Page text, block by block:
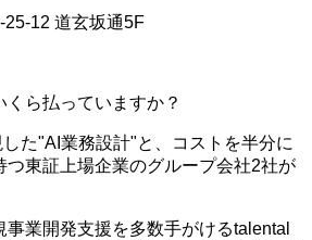
12 道玄坂通5F
ら払っていますか？
た"AI業務設計"と、コストを半分に
つ東証上場企業のグループ会社2社が
業開発支援を多数手がけるtalental